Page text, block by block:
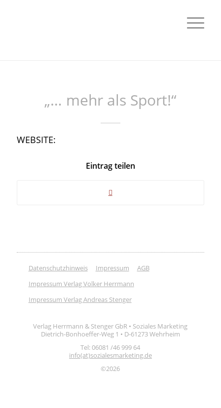
„… mehr als Sport!“
WEBSITE:
Eintrag teilen
Datenschutzhinweis Impressum
AGB
Impressum Verlag Volker Herrmann
Impressum Verlag Andreas Stenger
Verlag Herrmann & Stenger GbR • Soziales Marketing
Dietrich-Bonhoeffer-Weg 1 • D-61273 Wehrheim
Tel: 06081 /46 999 64
info(at)sozialesmarketing.de
©2026